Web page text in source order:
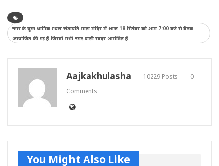
नगर के प्रमुख धार्मिक स्थल खेड़ापति माता मंदिर में आज 18 सितंबर को शाम 7:00 बजे से बैठक
आयोजित की गई है जिसमें सभी नगर वासी सादर आमंत्रित हैं
Aajkakhulasha 10229 Posts
0
Comments
You Might Also Like